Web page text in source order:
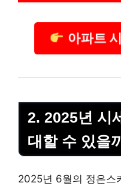
아파트
2. 2025년 시
대할 수 있을
2025년 6월의 정은스